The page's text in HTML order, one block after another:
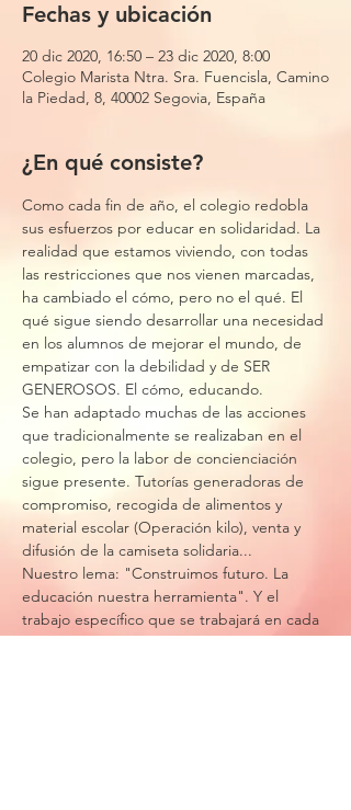
Fechas y ubicación
20 dic 2020, 16:50 – 23 dic 2020, 8:00
Colegio Marista Ntra. Sra. Fuencisla, Camino
la Piedad, 8, 40002 Segovia, España
¿En qué consiste?
Como cada fin de año, el colegio redobla
sus esfuerzos por educar en solidaridad. La
realidad que estamos viviendo, con todas
las restricciones que nos vienen marcadas,
ha cambiado el cómo, pero no el qué. El
qué sigue siendo desarrollar una necesidad
en los alumnos de mejorar el mundo, de
empatizar con la debilidad y de SER
GENEROSOS. El cómo, educando.
Se han adaptado muchas de las acciones
que tradicionalmente se realizaban en el
colegio, pero la labor de concienciación
sigue presente. Tutorías generadoras de
compromiso, recogida de alimentos y
material escolar (Operación kilo), venta y
difusión de la camiseta solidaria...
Nuestro lema: "Construimos futuro. La
educación nuestra herramienta". Y el
trabajo específico que se trabajará en cada
aula estos días se centra en el Cuarto